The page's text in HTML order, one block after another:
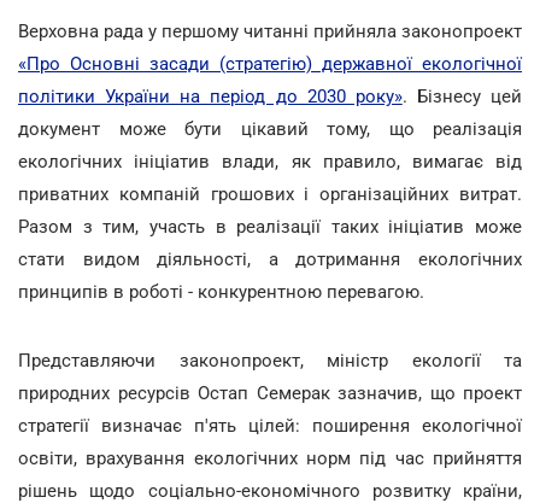
Верховна рада у першому читанні прийняла законопроект
«Про Основні засади (стратегію) державної екологічної
політики України на період до 2030 року». Бізнесу цей
документ може бути цікавий тому, що реалізація
екологічних ініціатив влади, як правило, вимагає від
приватних компаній грошових і організаційних витрат.
Разом з тим, участь в реалізації таких ініціатив може
стати видом діяльності, а дотримання екологічних
принципів в роботі - конкурентною перевагою.
Представляючи законопроект, міністр екології та
природних ресурсів Остап Семерак зазначив, що проект
стратегії визначає п'ять цілей: поширення екологічної
освіти, врахування екологічних норм під час прийняття
рішень щодо соціально-економічного розвитку країни,